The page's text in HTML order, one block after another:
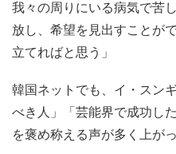
我々の周りにいる病気で苦
放し、希望を見出すことが
立てればと思う」
韓国ネットでも、イ・スン
べき人」「芸能界で成功し
を褒め称える声が多く上がっ